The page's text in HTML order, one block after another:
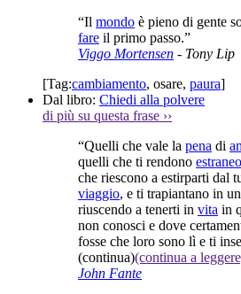
“Il mondo è pieno di gente
fare il primo passo.”
Viggo Mortensen - Tony Lip
[Tag:cambiamento, osare, paura]
Dal libro: Chiedi alla polvere
di più su questa frase ››
“Quelli che vale la pena di
quelli che ti rendono estraneo
che riescono a estirparti dal
viaggio, e ti trapiantano in
riuscendo a tenerti in vita in
non conosci e dove
fosse che loro sono lì e ti
(continua)(continua a
John Fante